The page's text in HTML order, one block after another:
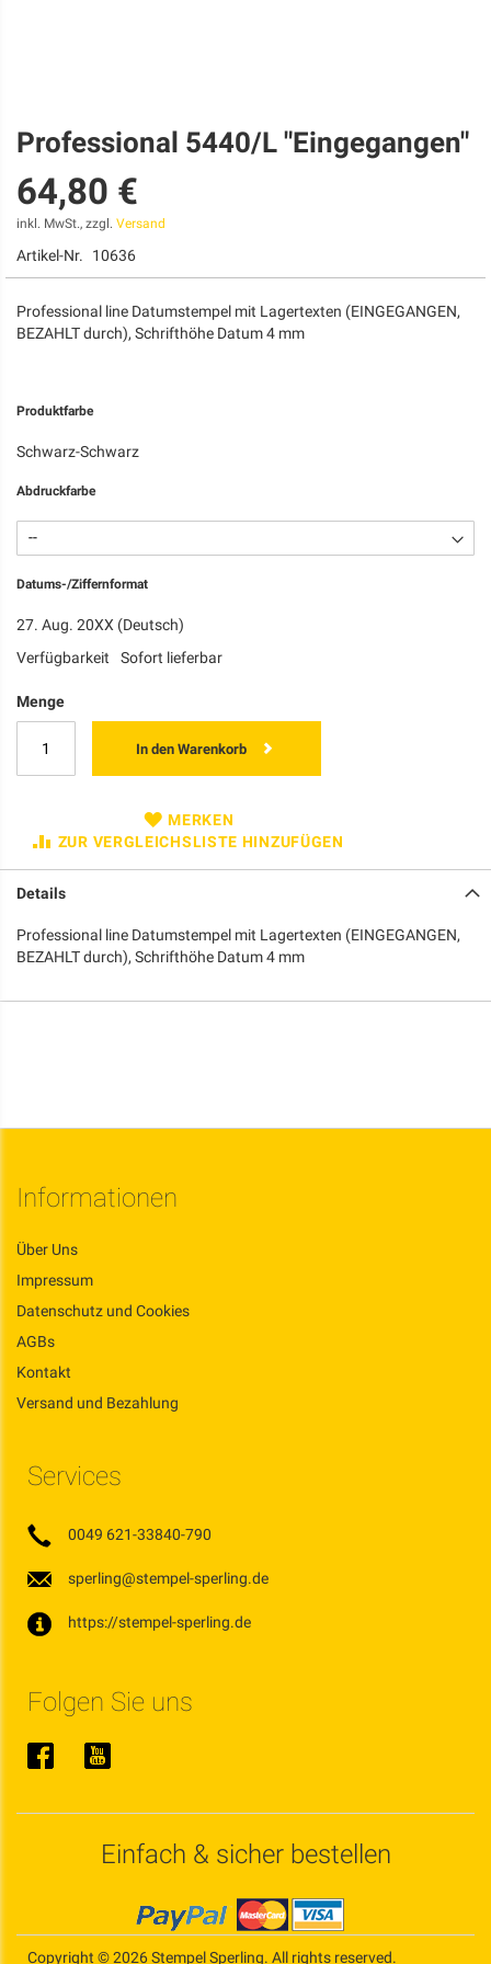
Zum
Anfang
der
Bildgalerie
springen
Professional 5440/L "Eingegangen"
64,80 €
inkl. MwSt., zzgl. Versand
Artikel-Nr. 10636
Professional line Datumstempel mit Lagertexten (EINGEGANGEN,
BEZAHLT durch), Schrifthöhe Datum 4 mm
Produktfarbe
Schwarz-Schwarz
Abdruckfarbe
Datums-/Ziffernformat
27. Aug. 20XX (Deutsch)
Verfügbarkeit
Sofort lieferbar
Menge
In den Warenkorb
MERKEN
ZUR VERGLEICHSLISTE HINZUFÜGEN
Details
Professional line Datumstempel mit Lagertexten (EINGEGANGEN,
BEZAHLT durch), Schrifthöhe Datum 4 mm
Informationen
Über Uns
Impressum
Datenschutz und Cookies
AGBs
Kontakt
Versand und Bezahlung
Services
0049 621-33840-790
sperling@stempel-sperling.de
https://stempel-sperling.de
Folgen Sie uns
Einfach & sicher bestellen
Copyright © 2026 Stempel Sperling. All rights reserved.